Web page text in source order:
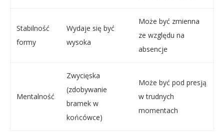
Stabilność
formy
Wydaje się być
wysoka
Może być zmienna
ze względu na
absencje
Mentalność
Zwycięska
(zdobywanie
bramek w
końcówce)
Może być pod presją
w trudnych
momentach